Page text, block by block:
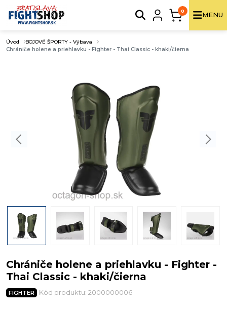
0
MENU
Úvod
BOJOVÉ ŠPORTY - Výbava
Chrániče holene a priehlavku - Fighter - Thai Classic - khaki/čierna
Chrániče holene a priehlavku - Fighter -
Thai Classic - khaki/čierna
FIGHTER Kód produktu: 2000000006